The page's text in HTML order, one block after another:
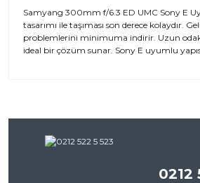
Samyang 300mm f/6.3 ED UMC Sony E
tasarımı ile taşıması son derece kolaydır.
problemlerini minimuma indirir. Uzun odak
ideal bir çözüm sunar. Sony E uyumlu
Görüş ve önerileriniz için teşekkür
Ürün resmi kalitesiz, bozuk veya0212